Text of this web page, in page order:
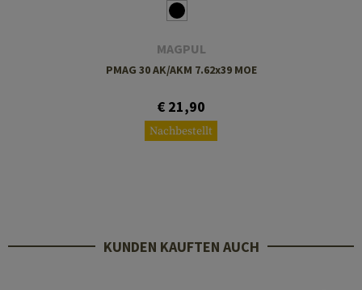
MAGPUL
PMAG 30 AK/AKM 7.62x39 MOE
€ 21,90
Nachbestellt
KUNDEN KAUFTEN AUCH